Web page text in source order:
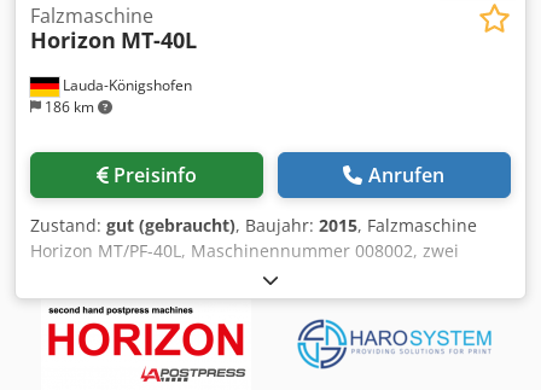
Lauda-Königshofen
186 km
Falzmaschine
Horizon MT-40L
Preisinfo Anrufen
Zustand: gut (gebraucht), Baujahr: 2015, Falzmaschine
Horizon MT/PF-40L, Maschinennummer 008002, zwei
Taschen, vorgespeicherte Programme, Elektrogesteuerte
Taschen, im guten Zustand, sofort Verfügbar, Technische
Daten: Maximales Format: 320x630 mm Cedpfx Aox S Etaef
Aorf Minimales Format: 125x128 mm Grammatur: 40–160
g/m² Geschwindigkeit: 23.000 Takte/h 2 parallele Kassetten